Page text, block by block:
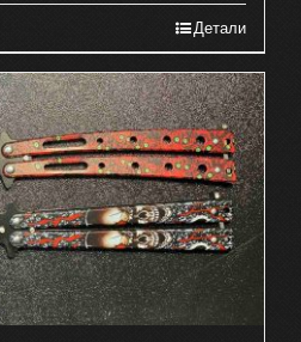
Детали